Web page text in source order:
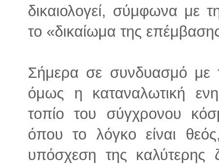
δικαιολογεί, σύμφωνα με
το «δικαίωμα της
Σήμερα σε συνδυασμό με
όμως η καταναλωτική
τοπίο του σύγχρονου
όπου το λόγκο είναι
υπόσχεση της καλύτερης